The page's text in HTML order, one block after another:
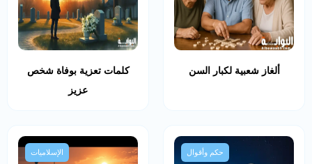
ألغاز شعبية لكبار السن
كلمات تعزية بوفاة شخص
عزيز
حكم وأقوال الإسلاميات